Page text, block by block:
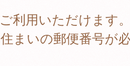
利用いただけます。
まいの郵便番号が